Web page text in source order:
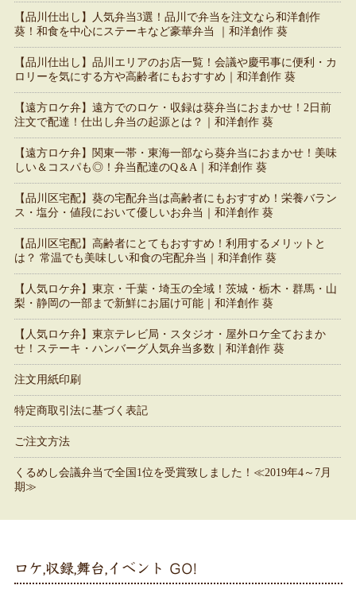
【品川仕出し】人気弁当3選！品川で弁当を注文なら和洋創作
葵！和食を中心にステーキなど豪華弁当 ｜和洋創作 葵
【品川仕出し】品川エリアのお店一覧！会議や慶弔事に便利・カ
ロリーを気にする方や高齢者にもおすすめ｜和洋創作 葵
【遠方ロケ弁】遠方でのロケ・収録は葵弁当におまかせ！2日前
注文で配達！仕出し弁当の起源とは？｜和洋創作 葵
【遠方ロケ弁】関東一帯・東海一部なら葵弁当におまかせ！美味
しい＆コスパも◎！弁当配達のQ＆A｜和洋創作 葵
【品川区宅配】葵の宅配弁当は高齢者にもおすすめ！栄養バラン
ス・塩分・値段において優しいお弁当｜和洋創作 葵
【品川区宅配】高齢者にとてもおすすめ！利用するメリットと
は？ 常温でも美味しい和食の宅配弁当｜和洋創作 葵
【人気ロケ弁】東京・千葉・埼玉の全域！茨城・栃木・群馬・山
梨・静岡の一部まで新鮮にお届け可能｜和洋創作 葵
【人気ロケ弁】東京テレビ局・スタジオ・屋外ロケ全ておまか
せ！ステーキ・ハンバーグ人気弁当多数｜和洋創作 葵
注文用紙印刷
特定商取引法に基づく表記
ご注文方法
くるめし会議弁当で全国1位を受賞致しました！≪2019年4～7月
期≫
ロケ,収録,舞台,イベント GO!